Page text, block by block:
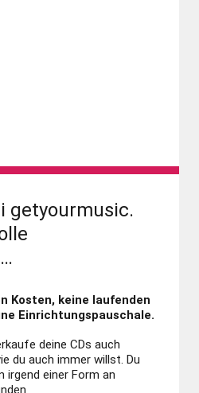
getyourmusic.
Kosten, keine laufenden
Ein­richtungs­pauschale.
deine CDs auch
du auch immer willst. Du
irgend einer Form an